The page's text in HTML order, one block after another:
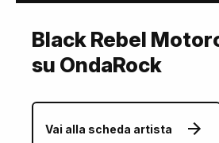
Black Rebel
su OndaRock
Vai alla scheda artista